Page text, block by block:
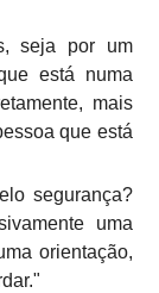
seja por um
está numa
mais
que está
segurança?
uma
orientação,